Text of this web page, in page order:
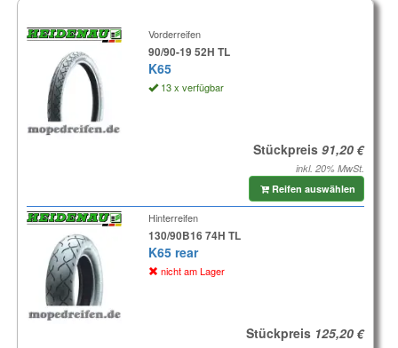
Vorderreifen
90/90-19 52H TL
K65
13 x verfügbar
Stückpreis
inkl. 20% MwSt.
Reifen auswählen
Hinterreifen
130/90B16 74H TL
K65 rear
nicht am Lager
Stückpreis